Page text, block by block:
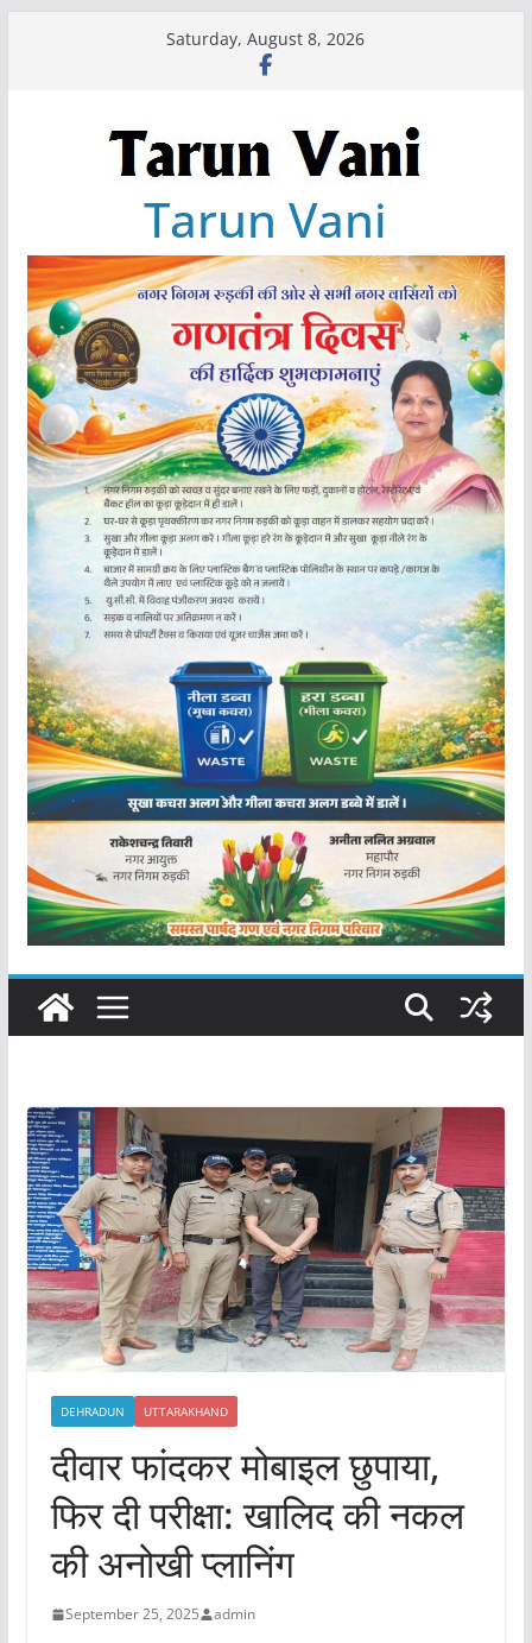
Saturday, August 8, 2026
Tarun Vani
DEHRADUN UTTARAKHAND
दीवार फांदकर मोबाइल छुपाया,
फिर दी परीक्षा: खालिद की नकल
की अनोखी प्लानिंग
September 25, 2025 admin